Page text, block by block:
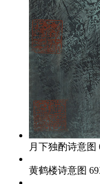
月下独酌诗意图
黄鹤楼诗意图